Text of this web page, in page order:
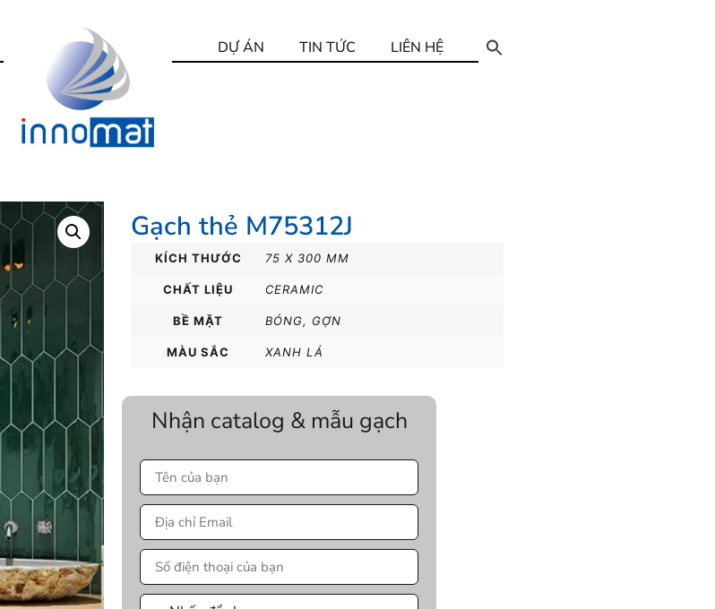
DỰ ÁN TIN TỨC LIÊN HỆ
Gạch thẻ M75312J
KÍCH THƯỚC 75 X 300 MM
CHẤT LIỆU CERAMIC
BỀ MẶT BÓNG, GỢN
MÀU SẮC XANH LÁ
Nhận catalog & mẫu gạch